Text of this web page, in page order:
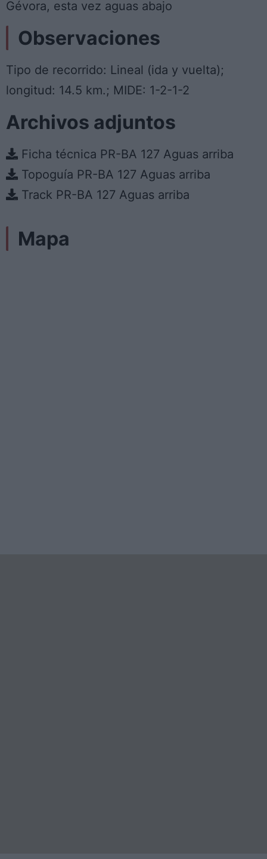
Gévora, esta vez aguas abajo
Observaciones
Tipo de recorrido: Lineal (ida y vuelta);
longitud: 14.5 km.; MIDE: 1-2-1-2
Archivos adjuntos
Ficha técnica PR-BA 127 Aguas arriba
Topoguía PR-BA 127 Aguas arriba
Track PR-BA 127 Aguas arriba
Mapa